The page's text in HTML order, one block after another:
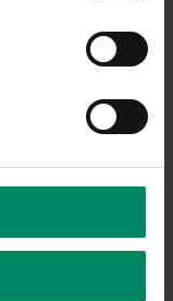
+ B
A2